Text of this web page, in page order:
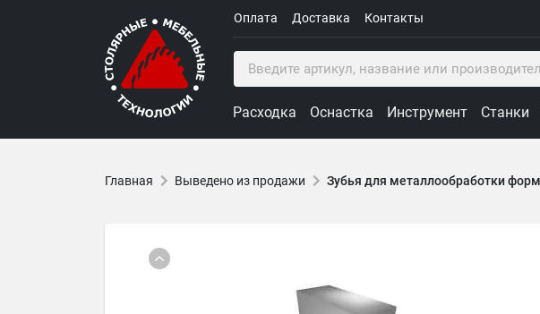
Оплата Доставка Контакты
Расходка Оснастка Инструмент Станки
Главная Выведено из продажи Зубья для металлообработки